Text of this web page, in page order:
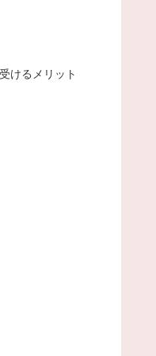
けるメリット